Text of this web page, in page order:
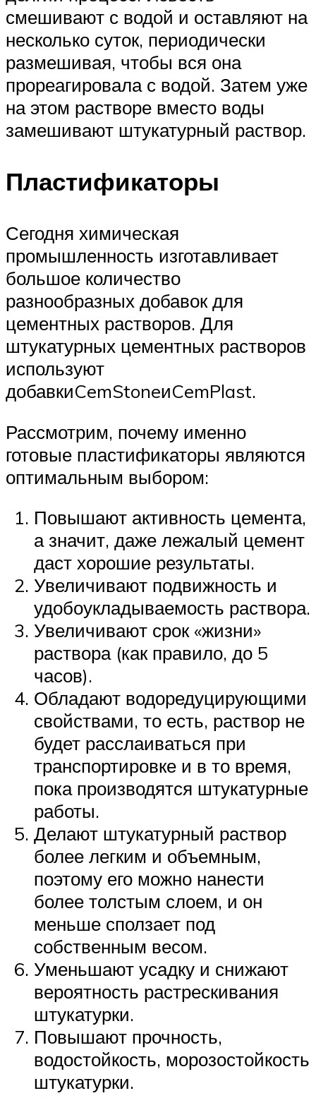
смешивают с водой и оставляют на
несколько суток, периодически
размешивая, чтобы вся она
прореагировала с водой. Затем уже
на этом растворе вместо воды
замешивают штукатурный раствор.
Пластификаторы
Сегодня химическая
промышленность изготавливает
большое количество
разнообразных добавок для
цементных растворов. Для
штукатурных цементных растворов
используют
добавкиCemStoneиCemPlast.
Рассмотрим, почему именно
готовые пластификаторы являются
оптимальным выбором:
Повышают активность цемента,
а значит, даже лежалый цемент
даст хорошие результаты.
Увеличивают подвижность и
удобоукладываемость раствора.
Увеличивают срок «жизни»
раствора (как правило, до 5
часов).
Обладают водоредуцирующими
свойствами, то есть, раствор не
будет расслаиваться при
транспортировке и в то время,
пока производятся штукатурные
работы.
Делают штукатурный раствор
более легким и объемным,
поэтому его можно нанести
более толстым слоем, и он
меньше сползает под
собственным весом.
Уменьшают усадку и снижают
вероятность растрескивания
штукатурки.
Повышают прочность,
водостойкость, морозостойкость
штукатурки.